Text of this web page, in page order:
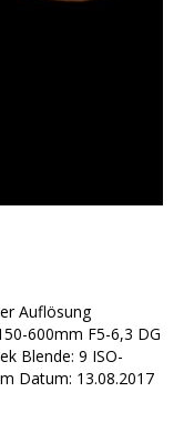
Auflösung
600mm F5-6,3 DG
Blende: 9 ISO-
Datum: 13.08.2017